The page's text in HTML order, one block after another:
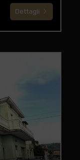
Dettagli